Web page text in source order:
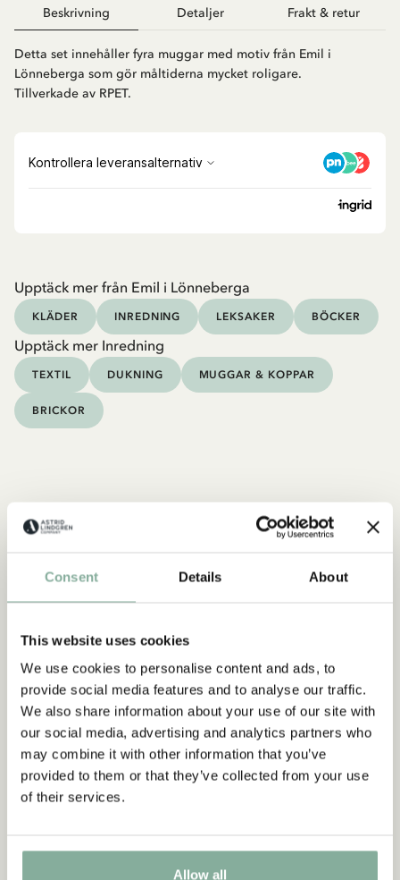
Consent Details About
This website uses cookies
We use cookies to personalise content and ads, to
provide social media features and to analyse our traffic.
We also share information about your use of our site with
our social media, advertising and analytics partners who
may combine it with other information that you’ve
provided to them or that they’ve collected from your use
of their services.
Allow all
Beskrivning Detaljer Frakt & retur
Detta set innehåller fyra muggar med motiv från Emil i
Lönneberga som gör måltiderna mycket roligare.
Tillverkade av RPET.
Upptäck mer från Emil i Lönneberga
KLÄDER INREDNING LEKSAKER BÖCKER
Upptäck mer Inredning
TEXTIL DUKNING MUGGAR & KOPPAR
BRICKOR